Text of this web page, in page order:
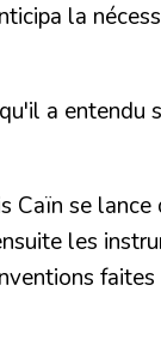
la
a
se
les